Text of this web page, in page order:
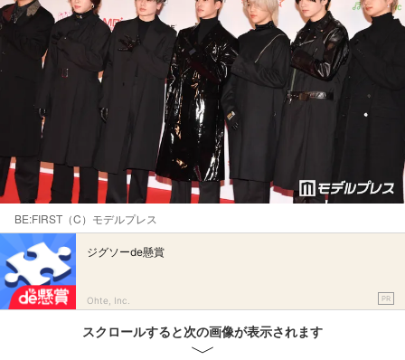
BE:FIRST（C）モデルプレス
ジグソーde懸賞
Ohte, Inc. PR
スクロールすると次の画像が表示されます